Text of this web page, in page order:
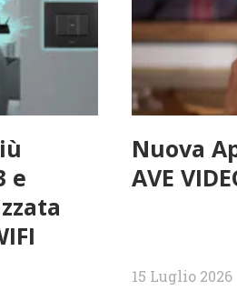
e
Nuova
AVE
15 Luglio 2026